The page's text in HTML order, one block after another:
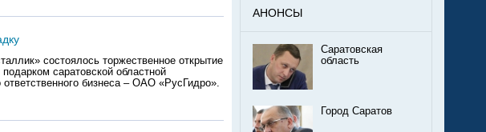
состоялось торжественное открытие
саратовской областной
бизнеса – ОАО «РусГидро».
АНОНСЫ
Саратовская
область
Город Саратов